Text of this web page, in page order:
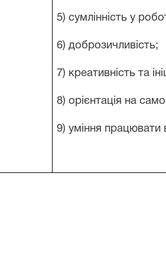
5) сумлінність у
6) доброзичливість;
7) креативність та
8) орієнтація на
9) уміння працювати